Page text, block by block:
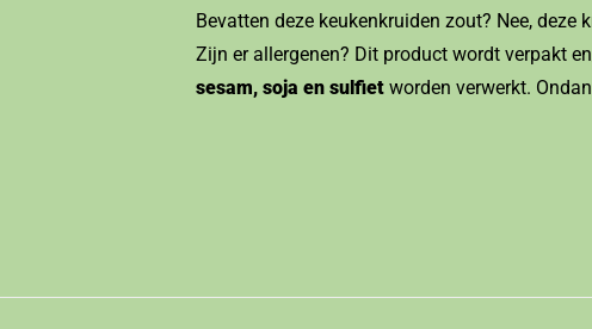
Bevatten deze keukenkruiden zout? Nee,
Zijn er allergenen? Dit product wordt verpakt
sesam, soja en sulfiet worden verwerkt.